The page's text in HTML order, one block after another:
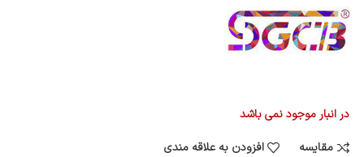
در انبار موجود نمی باشد
مقایسه
افزودن به علاقه مندی